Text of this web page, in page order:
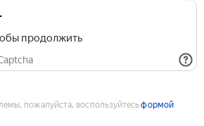
продолжить
пожалуйста, воспользуйтесьформой